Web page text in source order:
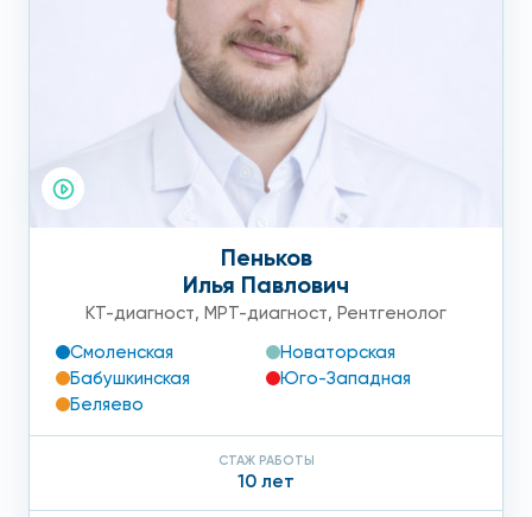
Пеньков
Илья Павлович
КТ-диагност, МРТ-диагност, Рентгенолог
Смоленская
Новаторская
Бабушкинская
Юго-Западная
Беляево
СТАЖ РАБОТЫ
10 лет